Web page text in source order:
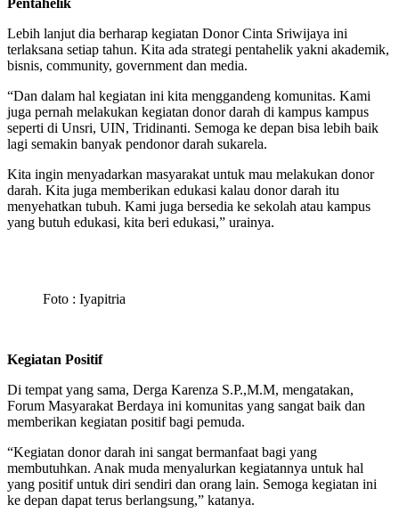
Lebih lanjut dia berharap kegiatan Donor Cinta Sriwijaya ini
terlaksana setiap tahun. Kita ada strategi pentahelik yakni akademik,
bisnis, community, government dan media.
“Dan dalam hal kegiatan ini kita menggandeng komunitas. Kami
juga pernah melakukan kegiatan donor darah di kampus kampus
seperti di Unsri, UIN, Tridinanti. Semoga ke depan bisa lebih baik
lagi semakin banyak pendonor darah sukarela.
Kita ingin menyadarkan masyarakat untuk mau melakukan donor
darah. Kita juga memberikan edukasi kalau donor darah itu
menyehatkan tubuh. Kami juga bersedia ke sekolah atau kampus
yang butuh edukasi, kita beri edukasi,” urainya.
Foto : Iyapitria
Kegiatan Positif
Di tempat yang sama, Derga Karenza S.P.,M.M, mengatakan,
Forum Masyarakat Berdaya ini komunitas yang sangat baik dan
memberikan kegiatan positif bagi pemuda.
“Kegiatan donor darah ini sangat bermanfaat bagi yang
membutuhkan. Anak muda menyalurkan kegiatannya untuk hal
yang positif untuk diri sendiri dan orang lain. Semoga kegiatan ini
ke depan dapat terus berlangsung,” katanya.